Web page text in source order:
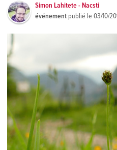
Simon Lahitete - Nacsti
événement publié le03/10/